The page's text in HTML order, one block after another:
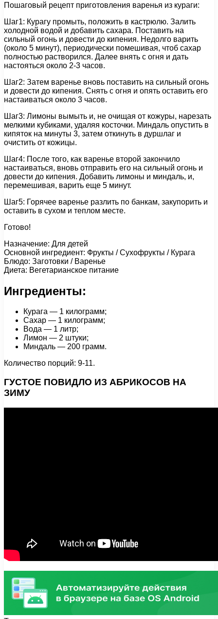
Пошаговый рецепт приготовления варенья из кураги:
Шаг1: Курагу промыть, положить в кастрюлю. Залить
холодной водой и добавить сахара. Поставить на
сильный огонь и довести до кипения. Недолго варить
(около 5 минут), периодически помешивая, чтоб сахар
полностью растворился. Далее внять с огня и дать
настояться около 2-3 часов.
Шаг2: Затем варенье вновь поставить на сильный огонь
и довести до кипения. Снять с огня и опять оставить его
настаиваться около 3 часов.
Шаг3: Лимоны вымыть и, не очищая от кожуры, нарезать
мелкими кубиками, удаляя косточки. Миндаль опустить в
кипяток на минуты 3, затем откинуть в дуршлаг и
очистить от кожицы.
Шаг4: После того, как варенье второй закончило
настаиваться, вновь отправить его на сильный огонь и
довести до кипения. Добавить лимоны и миндаль, и,
перемешивая, варить еще 5 минут.
Шаг5: Горячее варенье разлить по банкам, закупорить и
оставить в сухом и теплом месте.
Готово!
Назначение: Для детей
Основной ингредиент: Фрукты / Сухофрукты / Курага
Блюдо: Заготовки / Варенье
Диета: Вегетарианское питание
Ингредиенты:
Курага — 1 килограмм;
Сахар — 1 килограмм;
Вода — 1 литр;
Лимон — 2 штуки;
Миндаль — 200 грамм.
Количество порций: 9-11.
ГУСТОЕ ПОВИДЛО ИЗ АБРИКОСОВ НА
ЗИМУ